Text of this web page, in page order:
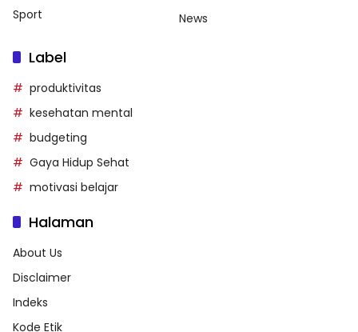
Sport
News
Label
produktivitas
kesehatan mental
budgeting
Gaya Hidup Sehat
motivasi belajar
Halaman
About Us
Disclaimer
Indeks
Kode Etik